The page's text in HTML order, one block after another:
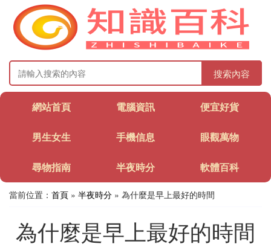
搜索內容
網站首頁 電腦資訊 便宜好貨
男生女生 手機信息 眼觀萬物
尋物指南 半夜時分 軟體百科
當前位置： 首頁 » 半夜時分 » 為什麼是早上最好的時間
為什麼是早上最好的時間